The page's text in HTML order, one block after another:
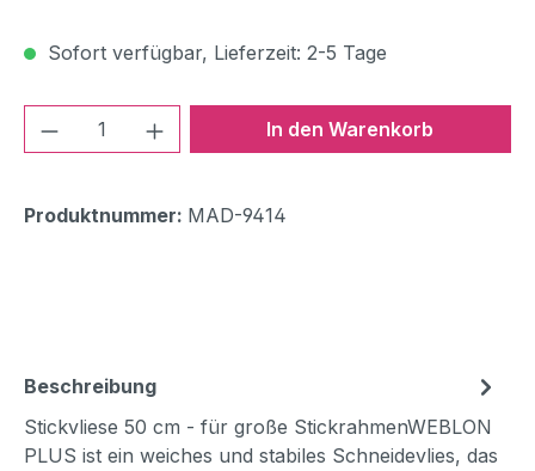
Sofort verfügbar, Lieferzeit: 2-5 Tage
Produkt Anzahl: Gib denIn den Warenkorb
Produktnummer: MAD-9414
Beschreibung
Stickvliese 50 cm - für große StickrahmenWEBLON
PLUS ist ein weiches und stabiles Schneidevlies, das